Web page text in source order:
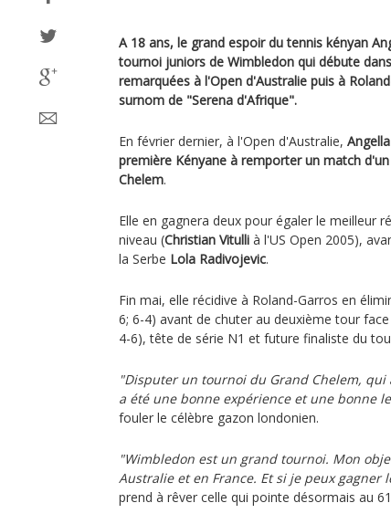
A 18 ans, le grand espoir du tennis kényan
tournoi juniors de Wimbledon qui débute
remarquées à l'Open d'Australie puis à
surnom de "Serena d'Afrique".
En février dernier, à l'Open d'Australie,
première Kényane à remporter un match
Chelem.
Elle en gagnera deux pour égaler le meilleur
niveau (Christian Vitulli à l'US Open 2005),
la Serbe Lola Radivojevic.
Fin mai, elle récidive à Roland-Garros en
6; 6-4) avant de chuter au deuxième tour
4-6), tête de série N1 et future finaliste du
"Disputer un tournoi du Grand Chelem,
a été une bonne expérience et une bonne
fouler le célèbre gazon londonien.
"Wimbledon est un grand tournoi. Mon
Australie et en France. Et si je peux gagner
prend à rêver celle qui pointe désormais au